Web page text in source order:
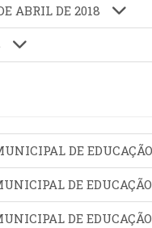
ABRIL DE 2018
DE
DE EDUCAÇÃO
DE